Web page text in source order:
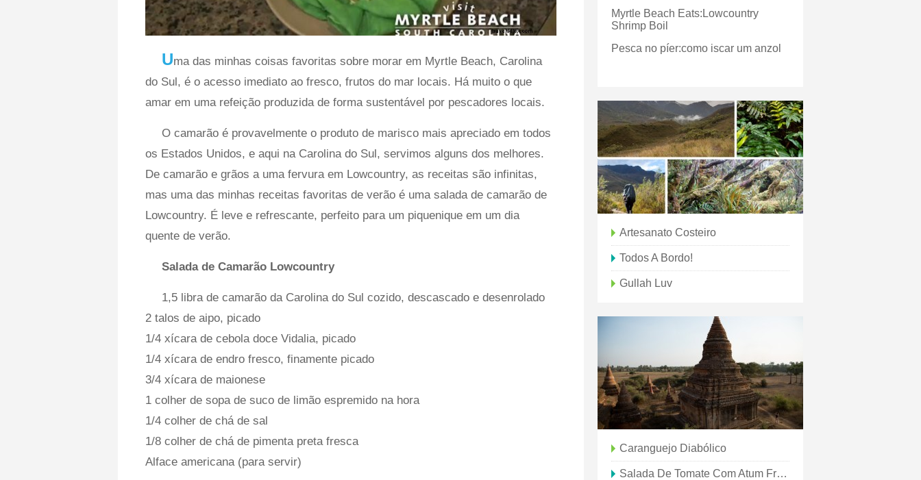
Uma das minhas coisas favoritas sobre morar em Myrtle Beach, Carolina
do Sul, é o acesso imediato ao fresco, frutos do mar locais. Há muito o que
amar em uma refeição produzida de forma sustentável por pescadores locais.
O camarão é provavelmente o produto de marisco mais apreciado em todos
os Estados Unidos, e aqui na Carolina do Sul, servimos alguns dos melhores.
De camarão e grãos a uma fervura em Lowcountry, as receitas são infinitas,
mas uma das minhas receitas favoritas de verão é uma salada de camarão de
Lowcountry. É leve e refrescante, perfeito para um piquenique em um dia
quente de verão.
Salada de Camarão Lowcountry
1,5 libra de camarão da Carolina do Sul cozido, descascado e desenrolado
2 talos de aipo, picado
1/4 xícara de cebola doce Vidalia, picado
1/4 xícara de endro fresco, finamente picado
3/4 xícara de maionese
1 colher de sopa de suco de limão espremido na hora
1/4 colher de chá de sal
1/8 colher de chá de pimenta preta fresca
Alface americana (para servir)
Myrtle Beach Eats:Lowcountry
Shrimp Boil
Pesca no píer:como iscar um anzol
Artesanato Costeiro
Todos A Bordo!
Gullah Luv
Caranguejo Diabólico
Salada De Tomate Com Atum Fresco